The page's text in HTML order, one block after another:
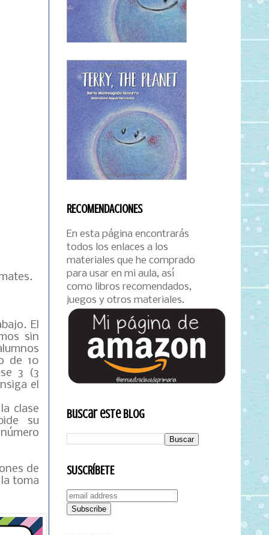
El
sin
de 10
3 (3
el
clase
su
de
toma
RECOMENDACIONES
En esta página encontrarás
todos los enlaces a los
materiales que he comprado
para usar en mi aula, así
como libros recomendados,
juegos y otros materiales.
Buscar este blog
SUSCRÍBETE